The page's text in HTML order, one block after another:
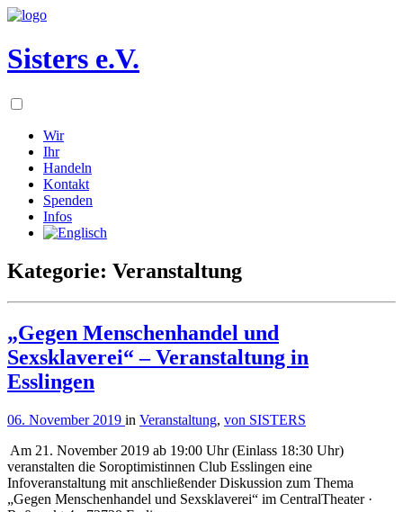
Sisters e.V.
Wir
Ihr
Handeln
Kontakt
Spenden
Infos
Kategorie: Veranstaltung
„Gegen Menschenhandel und
Sexsklaverei“ – Veranstaltung in
Esslingen
06. November 2019 in Veranstaltung, von SISTERS
Am 21. November 2019 ab 19:00 Uhr (Einlass 18:30 Uhr)
veranstalten die Soroptimistinnen Club Esslingen eine
Infoveranstaltung mit anschließender Diskussion zum Thema
„Gegen Menschenhandel und Sexsklaverei“ im CentralTheater ·